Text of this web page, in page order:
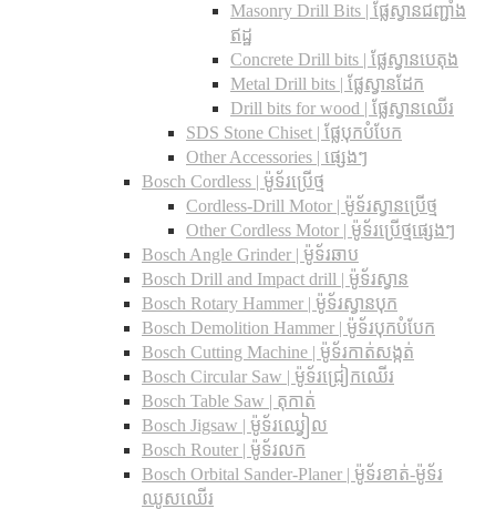
Masonry Drill Bits |​ ផ្លែស្វានជញ្ជាំង
ឥដ្ឋ
Concrete Drill bits |​ ផ្លែស្វានបេតុង
Metal Drill bits |​ ផ្លែស្វានដែក
Drill bits for wood |​ ផ្លែស្វានឈើរ
SDS Stone Chiset |​ ផ្លែបុកបំបែក
Other Accessories | ផ្សេងៗ
Bosch Cordless | ម៉ូទ័រប្រើថ្ម
Cordless-Drill Motor | ម៉ូទ័រស្វានប្រើថ្ម
Other Cordless Motor | ម៉ូទ័រប្រើថ្មផ្សេងៗ
Bosch Angle Grinder | ម៉ូទ័រឆាប
Bosch Drill and Impact drill | ម៉ូទ័រស្វាន
Bosch Rotary Hammer | ម៉ូទ័រស្វានបុក
Bosch Demolition Hammer | ម៉ូទ័របុកបំបែក
Bosch Cutting Machine | ម៉ូទ័រកាត់សង្កត់
Bosch Circular Saw | ម៉ូទ័រជ្រៀកឈើរ
Bosch Table Saw | តុកាត់
Bosch Jigsaw | ម៉ូទ័រឈ្វៀល
Bosch Router | ម៉ូទ័រលក
Bosch Orbital Sander-Planer​ | ម៉ូទ័រខាត់-ម៉ូទ័រ
ឈូសឈើរ